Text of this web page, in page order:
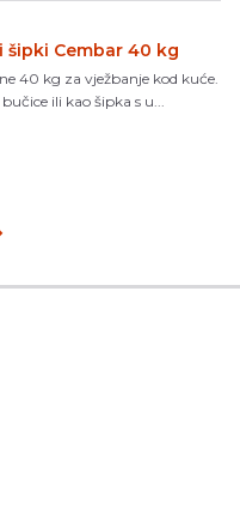
šipki Cembar 40 kg
40 kg za vježbanje kod kuće.
ili kao šipka s u...